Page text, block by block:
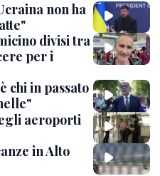
non ha
divisi tra
per i
chi in passato
aeroporti
in Alto